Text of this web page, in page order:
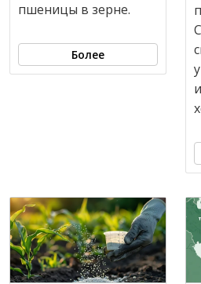
пшеницы в зерне.
Более